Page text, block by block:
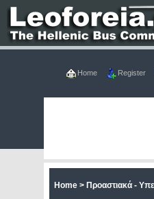
Home Register
Home> Προαστιακά -